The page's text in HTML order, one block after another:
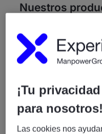
Nuestros
Conoce una cartera que
por parte de los
PRECISELY
¡Tu
para nosotros!
Las cookies nos